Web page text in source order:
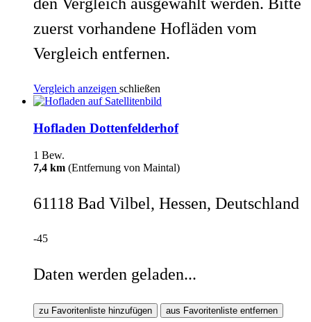
den Vergleich ausgewählt werden. Bitte
zuerst vorhandene Hofläden vom
Vergleich entfernen.
Vergleich anzeigen schließen
Hofladen Dottenfelderhof
1 Bew.
7,4 km (Entfernung von Maintal)
61118 Bad Vilbel, Hessen, Deutschland
-45
Daten werden geladen...
zu Favoritenliste hinzufügen aus Favoritenliste entfernen